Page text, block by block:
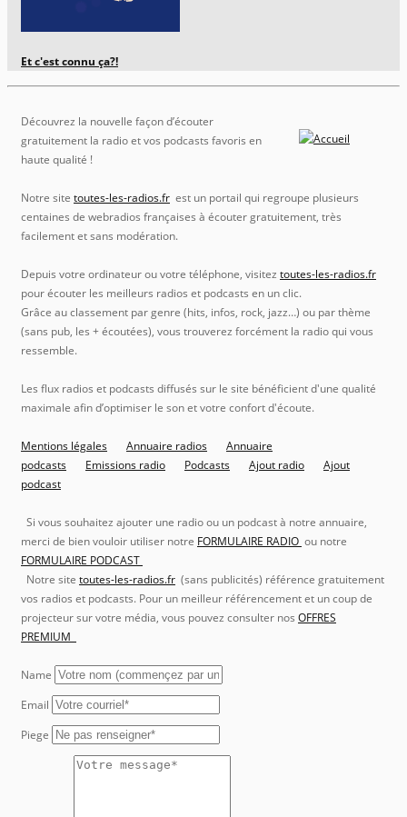
Et c'est connu ça?!
Découvrez la nouvelle façon d’écouter
gratuitement la radio et vos podcasts favoris en
haute qualité !
Notre site toutes-les-radios.fr est un portail qui regroupe plusieurs
centaines de webradios françaises à écouter gratuitement, très
facilement et sans modération.
Depuis votre ordinateur ou votre téléphone, visitez toutes-les-radios.fr
pour écouter les meilleurs radios et podcasts en un clic.
Grâce au classement par genre (hits, infos, rock, jazz…) ou par thème
(sans pub, les + écoutées), vous trouverez forcément la radio qui vous
ressemble.
Les flux radios et podcasts diffusés sur le site bénéficient d'une qualité
maximale afin d’optimiser le son et votre confort d'écoute.
Mentions légales Annuaire radios
Annuaire
podcasts
Emissions radio Podcasts Ajout radio
Ajout
podcast
Si vous souhaitez ajouter une radio ou un podcast à notre annuaire,
merci de bien vouloir utiliser notre FORMULAIRE RADIO ou notre
FORMULAIRE PODCAST
Notre site toutes-les-radios.fr (sans publicités) référence gratuitement
vos radios et podcasts. Pour un meilleur référencement et un coup de
projecteur sur votre média, vous pouvez consulter nos OFFRES
PREMIUM
Name
Email
Piege